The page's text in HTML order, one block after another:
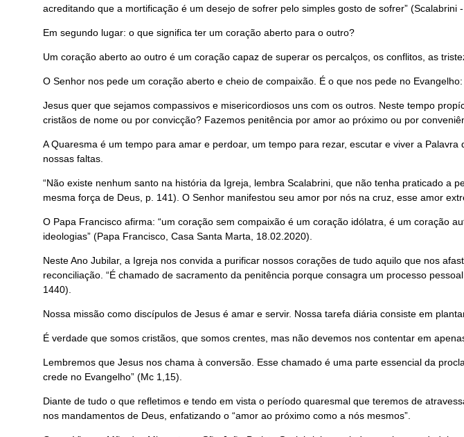
acreditando que a mortificação é um desejo de sofrer pelo simples gosto de sofrer” (Scalabrini
Em segundo lugar: o que significa ter um coração aberto para o outro?
Um coração aberto ao outro é um coração capaz de superar os percalços, os conflitos, as
O Senhor nos pede um coração aberto e cheio de compaixão. É o que nos pede no
Jesus quer que sejamos compassivos e misericordiosos uns com os outros. Neste tempo
cristãos de nome ou por convicção? Fazemos penitência por amor ao próximo ou por
A Quaresma é um tempo para amar e perdoar, um tempo para rezar, escutar e viver a
nossas faltas.
“Não existe nenhum santo na história da Igreja, lembra Scalabrini, que não tenha praticado a
mesma força de Deus, p. 141). O Senhor manifestou seu amor por nós na cruz, esse amor
O Papa Francisco afirma: “um coração sem compaixão é um coração idólatra, é um coração
ideologias” (Papa Francisco, Casa Santa Marta, 18.02.2020).
Neste Ano Jubilar, a Igreja nos convida a purificar nossos corações de tudo aquilo que nos
reconciliação. “É chamado de sacramento da penitência porque consagra um processo
1440).
Nossa missão como discípulos de Jesus é amar e servir. Nossa tarefa diária consiste em
É verdade que somos cristãos, que somos crentes, mas não devemos nos contentar em
Lembremos que Jesus nos chama à conversão. Esse chamado é uma parte essencial da
crede no Evangelho” (Mc 1,15).
Diante de tudo o que refletimos e tendo em vista o período quaresmal que teremos de
nos mandamentos de Deus, enfatizando o “amor ao próximo como a nós mesmos”.